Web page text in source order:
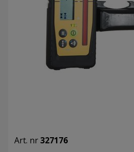
Art. nr327176